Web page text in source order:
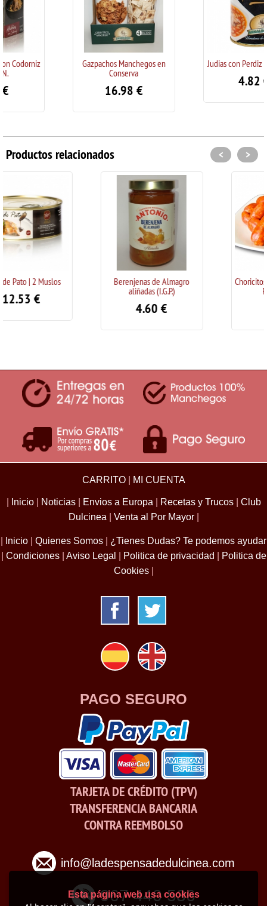
Gazpachos Manchegos en
Judias con Perdiz 0,425 Kg. N.
Productos relacionados
Berenjenas de Almagro
Choricitos "Picantes" Sierra de
< >
CARRITO| MI CUENTA
Inicio Noticias Envios a Europa Recetas y Trucos
Club
Dulcinea
Venta al Por Mayor
Inicio Quienes Somos
¿Tienes Dudas? Te podemos ayudar
Condiciones Aviso Legal Politica de privacidad
Politica de
Cookies
PAGO SEGURO
TARJETA DE CRÉDITO (TPV)
TRANSFERENCIA BANCARIA
CONTRA REEMBOLSO
info@ladespensadedulcinea.com
967 440 536
Esta página web usa cookies